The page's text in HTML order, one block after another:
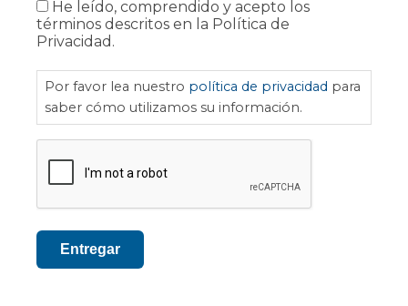
política
de
He leído, comprendido y acepto los
términos descritos en la Política de
Privacidad.
Por favor lea nuestro política de privacidad para
saber cómo utilizamos su información.
Entregar